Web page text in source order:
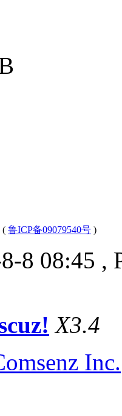
( 鲁ICP备09079540号 )
8 08:45 ,
X3.4
Inc.